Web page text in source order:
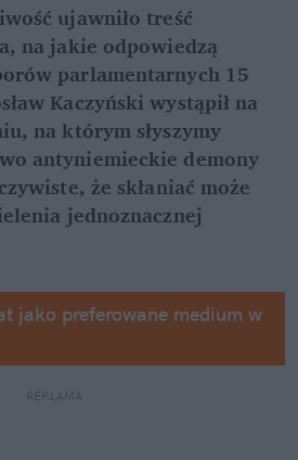
ujawniło treść
na jakie odpowiedzą
parlamentarnych 15
Kaczyński wystąpił na
na którym słyszymy
antyniemieckie demony
że skłaniać może
jednoznacznej
jako preferowane medium w
REKLAMA